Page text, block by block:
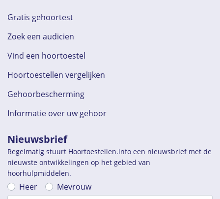
Gratis gehoortest
Zoek een audicien
Vind een hoortoestel
Hoortoestellen vergelijken
Gehoorbescherming
Informatie over uw gehoor
Nieuwsbrief
Regelmatig stuurt Hoortoestellen.info een nieuwsbrief met de
nieuwste ontwikkelingen op het gebied van
hoorhulpmiddelen.
Heer Mevrouw